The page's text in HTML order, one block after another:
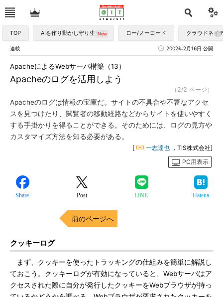
TOP AIを作り動かし守り生かす ロー/ノーコード クラウドネイ
連載 2002年2月16日 公開
Apacheのログを活用しよう
ApacheによるWebサーバ構築（13）
（2/2 ページ）
Apacheのログは情報の宝庫だ。サイトの不具合や不審なアクセ
スを見つけたり、閲覧者の移動経路などからサイトを使いやすく
する手掛かりを得ることができる。そのためには、ログの見方や
カスタマイズ方法を知る必要がある。
[ 一志達也 ，TIS株式会社]
PC用表示
Share Post LINE Hatena
前のページへ
クッキーログ
まず、クッキーを使ったトラッキングの仕組みを簡単に解説し
ておこう。クッキーログが有効になっていると、Webサーバはア
クセスされた際に自分が発行したクッキーをWebブラウザが持っ